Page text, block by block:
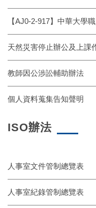
【AJ0-2-917】中華大學
天然災害停止辦公及上課
教師因公涉訟輔助辦法
個人資料蒐集告知聲明
ISO辦法
人事室文件管制總覽表
人事室紀錄管制總覽表